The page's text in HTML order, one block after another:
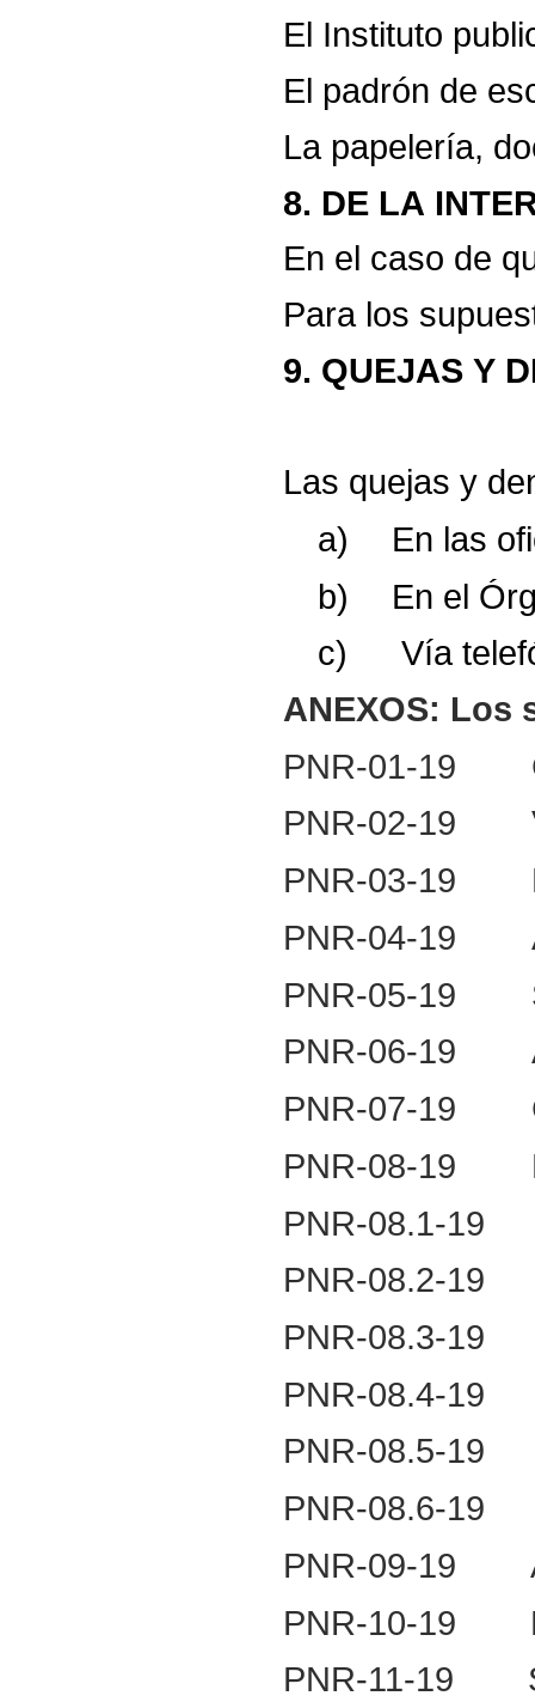
El Instituto
El padrón de
La papelería,
8. DE LA
En el caso de
Para los
9. QUEJAS Y
Las quejas y
a)
En las
b)
En el
c)
Vía
ANEXOS: Los
PNR-01-19
PNR-02-19
PNR-03-19
PNR-04-19
PNR-05-19
PNR-06-19
PNR-07-19
PNR-08-19
PNR-08.1-19
PNR-08.2-19
PNR-08.3-19
PNR-08.4-19
PNR-08.5-19
PNR-08.6-19
PNR-09-19
PNR-10-19
PNR-11-19